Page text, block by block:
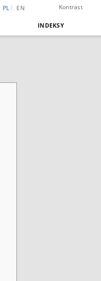
PL EN Kontrast
INDEKSY